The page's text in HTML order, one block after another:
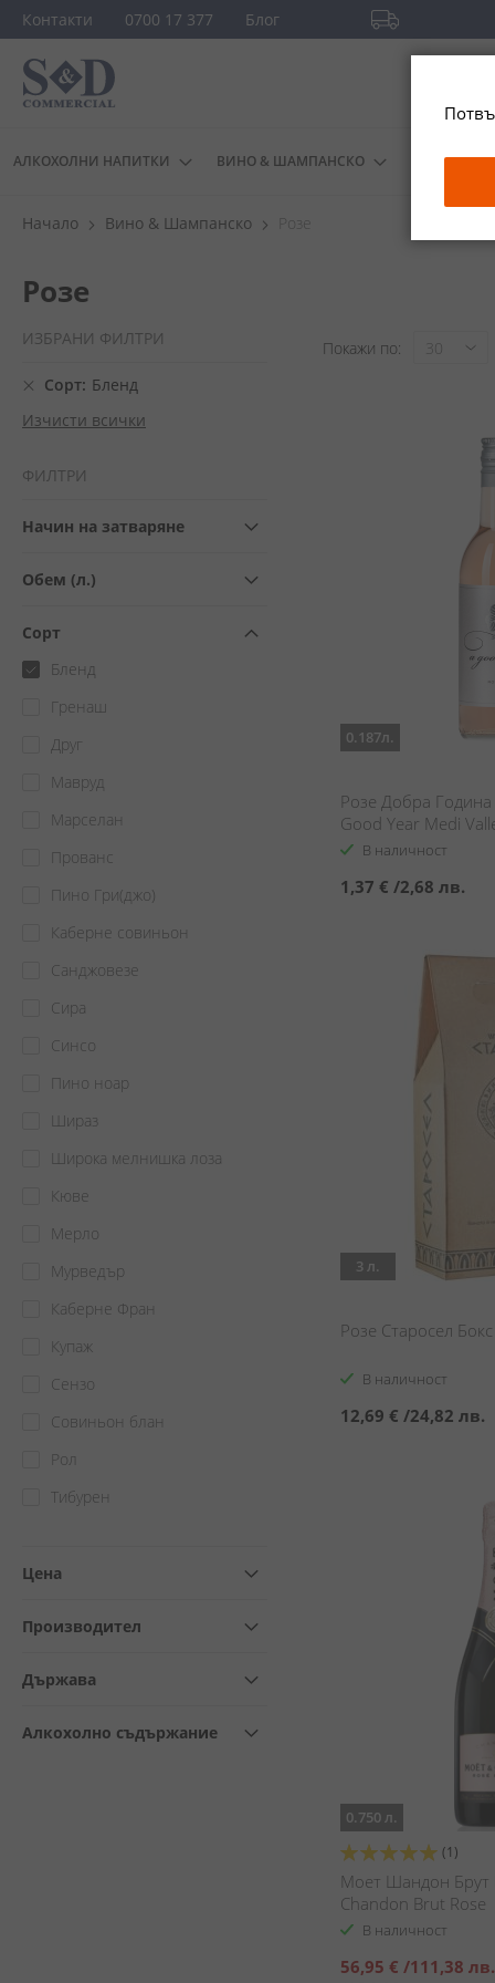
Контакти 0700 17 377 Блог
Прескачане
съдържанието
АЛКОХОЛНИ НАПИТКИ ВИНО & ШАМПАНСКО ДРУГИ
Начало Вино & Шампанско Розе
Розе
Покажи по
0.187л.
Розе Добра
Good Year Medi
В наличност
1,37 € /2,68 лв.
3 л.
Розе Старосел
В наличност
12,69 € /24,82 лв.
0.750 л.
Оценка:
100%
(1)
Моет Шандон Брут
Chandon Brut Rose
В наличност
Специална
56,95 € /111,38 лв.
ИЗБРАНИ ФИЛТРИ
Сорт Бленд
Изчисти всички
ФИЛТРИ
Начин на затваряне
Обем (л.)
Сорт
Бленд
Гренаш
Друг
Мавруд
Марселан
Прованс
Пино Гри(джо)
Каберне совиньон
Санджовезе
Сира
Синсо
Пино ноар
Шираз
Широка мелнишка лоза
Кюве
Мерло
Мурведър
Каберне Фран
Купаж
Сензо
Совиньон блан
Рол
Тибурен
Цена
Производител
Държава
Алкохолно съдържание